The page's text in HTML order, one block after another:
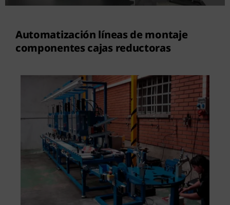
Contacto
Automatización líneas de montaje
componentes cajas reductoras